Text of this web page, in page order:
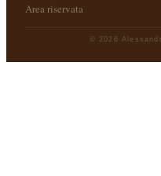
Area riservata
© 2026